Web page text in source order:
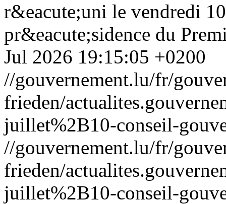
r&eacute;uni le vendredi
pr&eacute;sidence du
Jul 2026 19:15:05 +0200
//gouvernement.lu/fr/
frieden/
juillet%2B10-conseil-
//gouvernement.lu/fr/
frieden/
juillet%2B10-conseil-